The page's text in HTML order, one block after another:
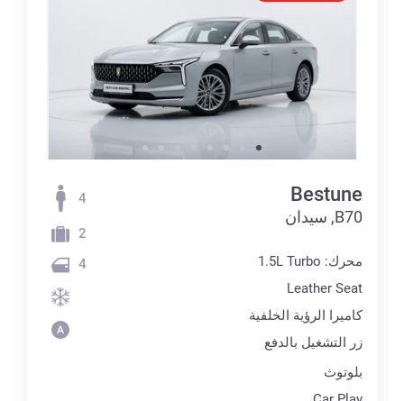
Bestune
B70, سيدان
محرك: 1.5L Turbo
Leather Seat
كاميرا الرؤية الخلفية
زر التشغيل بالدفع
بلوتوث
4
2
4